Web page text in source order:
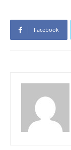
Facebook